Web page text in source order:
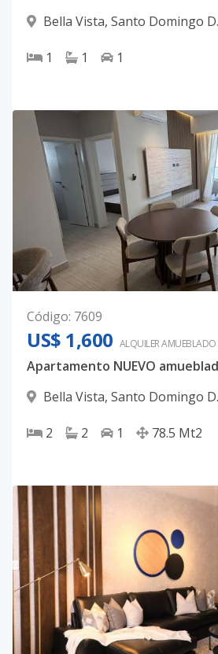
Bella Vista, Santo Domingo
1 1 1
Código: 7609
US$ 1,600 ALQUILERAMUEBLADO
Apartamento NUEVO
Bella Vista, Santo Domingo
2 2 1 78.5 Mt2